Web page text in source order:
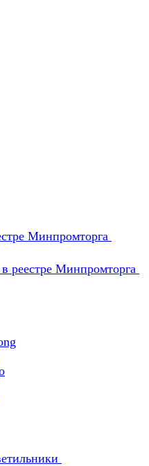
Минпромторга
реестре Минпромторга